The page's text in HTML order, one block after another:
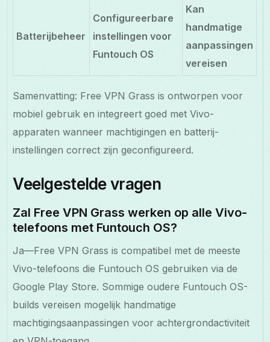
Batterijbeheer
Configureerbare
instellingen voor
Funtouch OS
Kan
handmatige
aanpassingen
vereisen
Samenvatting: Free VPN Grass is ontworpen voor
mobiel gebruik en integreert goed met Vivo-
apparaten wanneer machtigingen en batterij-
instellingen correct zijn geconfigureerd.
Veelgestelde vragen
Zal Free VPN Grass werken op alle Vivo-
telefoons met Funtouch OS?
Ja—Free VPN Grass is compatibel met de meeste
Vivo-telefoons die Funtouch OS gebruiken via de
Google Play Store. Sommige oudere Funtouch OS-
builds vereisen mogelijk handmatige
machtigingsaanpassingen voor achtergrondactiviteit